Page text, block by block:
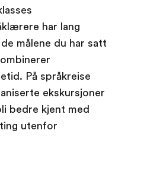
har lang
målene du har satt
På språkreise
ekskursjoner
bedre kjent med
utenfor